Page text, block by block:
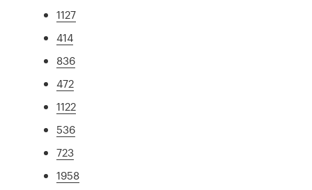
1127
414
836
472
1122
536
723
1958